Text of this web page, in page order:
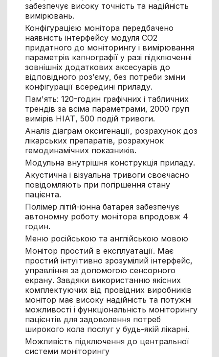
забезпечує високу точність та надійність
вимірювань.
Конфігурацією монітора передбачено
наявність інтерфейсу модуля СО2
придатного до моніторингу і вимірювання
параметрів капнографії у разі підключенні
зовнішніх додаткових аксесуарів до
відповідного роз’єму, без потреби зміни
конфігурації всередині приладу.
Пам'ять: 120-годин графічних і табличних
трендів за всіма параметрами, 2000 груп
вимірів НІАТ, 500 подій тривоги.
Аналіз діаграм оксигенації, розрахунок доз
лікарських препаратів, розрахунок
гемодинамічних показників.
Модульна внутрішня конструкція приладу.
Акустична і візуальна тривоги своєчасно
повідомляють при погіршення стану
пацієнта.
Полімер літій-іонна батарея забезпечує
автономну роботу монітора впродовж 4
годин.
Меню російською та англійською мовою
Монітор простий в експлуатації. Має
простий інтуїтивно зрозумілий інтерфейс,
управління за допомогою сенсорного
екрану. Завдяки використанню якісних
комплектуючих від провідних виробників
монітор має високу надійність та потужні
можливості і функціональність моніторингу
пацієнтів для задоволення потреб
широкого кола послуг у будь-якій лікарні.
Можливість підключення до центральної
системи моніторингу